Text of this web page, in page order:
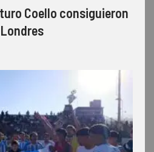
Coello consiguieron